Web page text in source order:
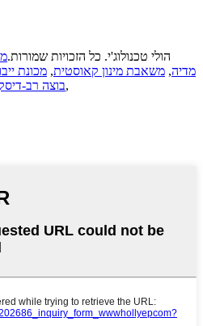
© 2025 הולי טכנולוג'י. כל הזכויות שמורות.
K1 מדיה, משאבת מינון קאוסטית, מכונת
בוצה רב-,